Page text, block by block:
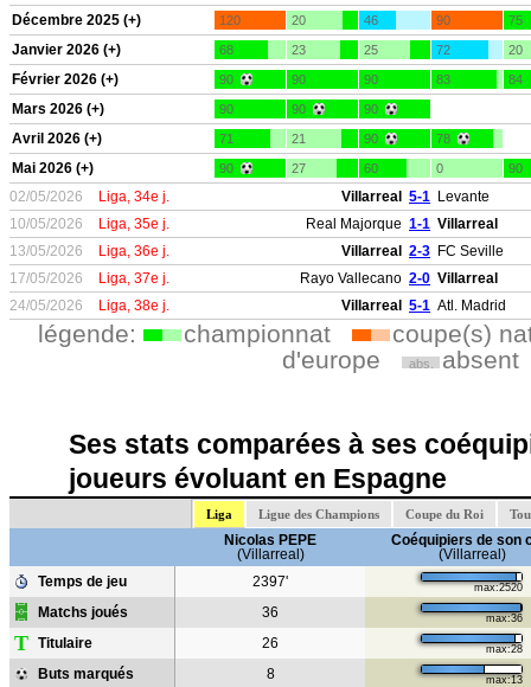
Décembre 2025 (+) 120 20 46 90 75
Janvier 2026 (+) 68 23 25 72 20
Février 2026 (+) 90 90 90 83 84
Mars 2026 (+) 90 90 90
Avril 2026 (+) 71 21 90 78
Mai 2026 (+) 90 27 60 0 90
02/05/2026 Liga, 34e j. Villarreal 5-1 Levante
10/05/2026
Liga, 35e j. Real Majorque 1-1 Villarreal
13/05/2026
Liga, 36e j. Villarreal 2-3 FC Seville
17/05/2026
Liga, 37e j. Rayo Vallecano 2-0 Villarreal
24/05/2026
Liga, 38e j. Villarreal 5-1 Atl. Madrid
légende: championnat
coupe(s)
d'europe
abs. absent
Ses stats comparées à ses
joueurs évoluant en Espagne
Liga Ligue des Champions Coupe du Roi
Nicolas PEPE
(Villarreal)
Coéquipiers de son
(Villarreal)
Temps de jeu
2397' max:2520
Matchs joués 36 max:36
T Titulaire 26 max:28
Buts marqués 8 max:13